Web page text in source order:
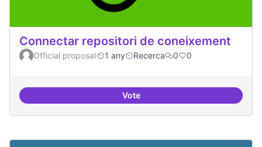
Connectar repositori de coneixement
Official proposal 1 any Recerca 0 0
VoteConnectar repositori de